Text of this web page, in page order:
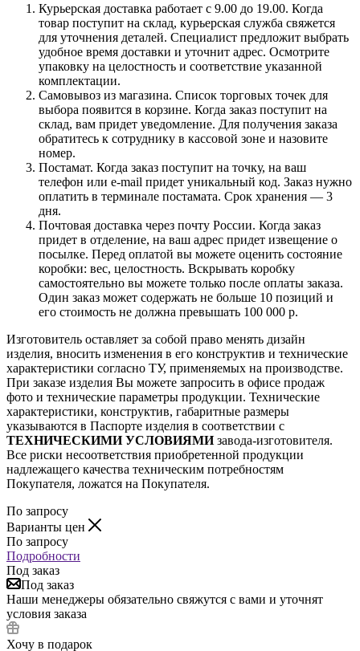
Курьерская доставка работает с 9.00 до 19.00. Когда
товар поступит на склад, курьерская служба свяжется
для уточнения деталей. Специалист предложит выбрать
удобное время доставки и уточнит адрес. Осмотрите
упаковку на целостность и соответствие указанной
комплектации.
Самовывоз из магазина. Список торговых точек для
выбора появится в корзине. Когда заказ поступит на
склад, вам придет уведомление. Для получения заказа
обратитесь к сотруднику в кассовой зоне и назовите
номер.
Постамат. Когда заказ поступит на точку, на ваш
телефон или e-mail придет уникальный код. Заказ нужно
оплатить в терминале постамата. Срок хранения — 3
дня.
Почтовая доставка через почту России. Когда заказ
придет в отделение, на ваш адрес придет извещение о
посылке. Перед оплатой вы можете оценить состояние
коробки: вес, целостность. Вскрывать коробку
самостоятельно вы можете только после оплаты заказа.
Один заказ может содержать не больше 10 позиций и
его стоимость не должна превышать 100 000 р.
Изготовитель оставляет за собой право менять дизайн
изделия, вносить изменения в его конструктив и технические
характеристики согласно ТУ, применяемых на производстве.
При заказе изделия Вы можете запросить в офисе продаж
фото и технические параметры продукции. Технические
характеристики, конструктив, габаритные размеры
указываются в Паспорте изделия в соответствии с
ТЕХНИЧЕСКИМИ УСЛОВИЯМИзавода-изготовителя.
Все риски несоответствия приобретенной продукции
надлежащего качества техническим потребностям
Покупателя, ложатся на Покупателя.
По запросу
Варианты цен
По запросу
Подробности
Под заказ
Под заказ
Наши менеджеры обязательно свяжутся с вами и уточнят
условия заказа
Хочу в подарок